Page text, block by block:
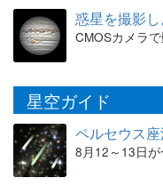
惑星を撮影し
CMOSカメラ
星空ガイド
ペルセウス
8月12～13日が